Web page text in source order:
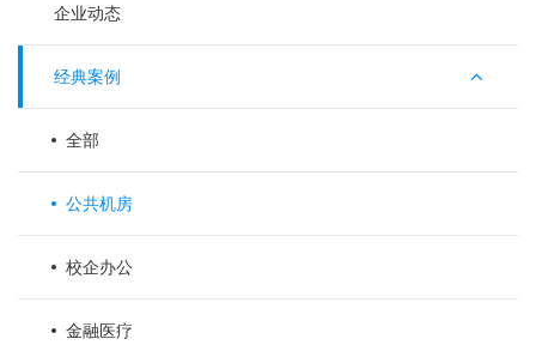
企业动态
经典案例
全部
公共机房
校企办公
金融医疗